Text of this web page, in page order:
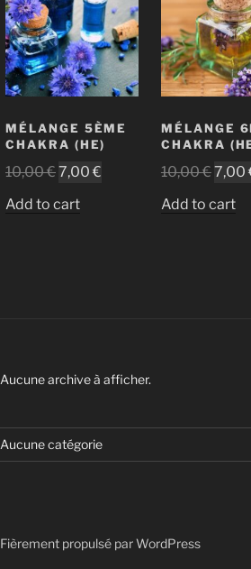
MÉLANGE 5ÈME
CHAKRA (HE)
10,00€7,00€
Add to cart
MÉLANGE
CHAKRA
10,00€7,00
Add to cart
Aucune archive à afficher.
Aucune catégorie
Fièrement propulsé par WordPress